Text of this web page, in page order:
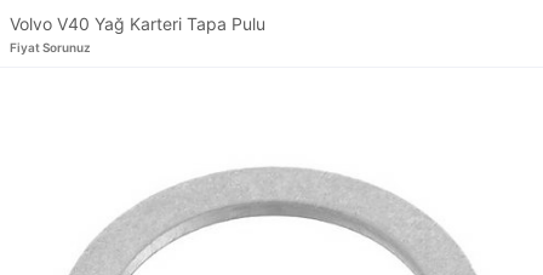
Volvo V40 Yağ Karteri Tapa Pulu
Fiyat Sorunuz